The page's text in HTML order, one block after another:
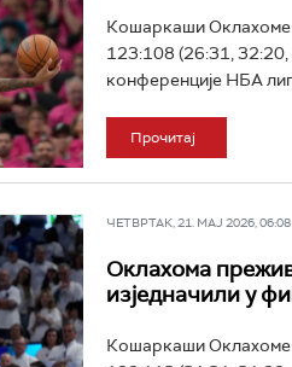
Кошаркаши Оклахоме
123:108 (26:31, 32:20,
конференције НБА
Прочитај
ЧЕТВРТАК, 21. МАЈ 2026, 06:08
Оклахома
изједначили у
Кошаркаши Оклахоме